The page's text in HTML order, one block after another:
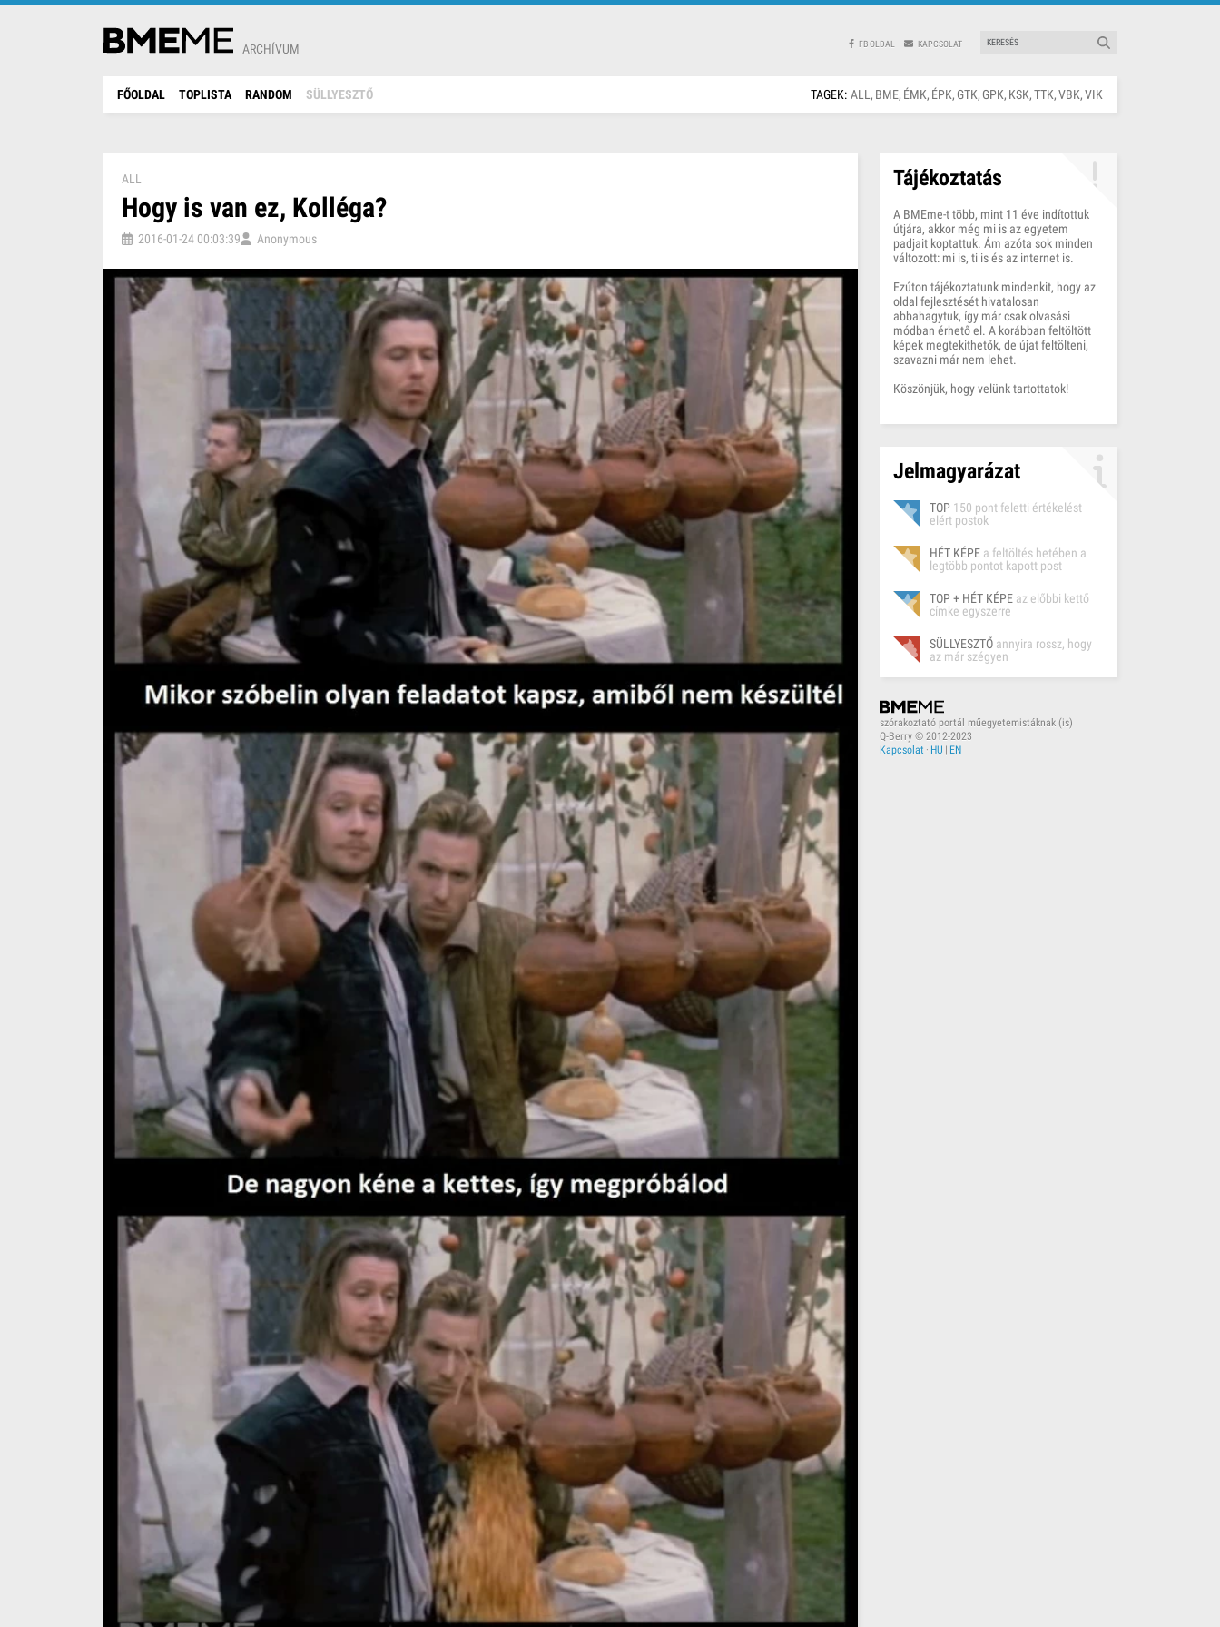
ARCHÍVUM FB OLDAL KAPCSOLAT
FŐOLDAL TOPLISTA RANDOM SÜLLYESZTŐ TAGEK: ALL BME ÉMK ÉPK GTK GPK KSK TTK VBK VIK
ALL
Hogy is van ez, Kolléga?
2016-01-24 00:03:39 Anonymous
Tájékoztatás
A BMEme-t több, mint 11 éve indítottuk
útjára, akkor még mi is az egyetem
padjait koptattuk. Ám azóta sok minden
változott: mi is, ti is és az internet is.
Ezúton tájékoztatunk mindenkit, hogy az
oldal fejlesztését hivatalosan
abbahagytuk, így már csak olvasási
módban érhető el. A korábban feltöltött
képek megtekithetők, de újat feltölteni,
szavazni már nem lehet.
Köszönjük, hogy velünk tartottatok!
Jelmagyarázat
TOP 150 pont feletti értékelést
elért postok
HÉT KÉPE a feltöltés hetében a
legtöbb pontot kapott post
TOP + HÉT KÉPE az előbbi kettő
címke egyszerre
SÜLLYESZTŐ annyira rossz, hogy
az már szégyen
szórakoztató portál műegyetemistáknak (is)
Q-Berry © 2012-2023
Kapcsolat · HU | EN